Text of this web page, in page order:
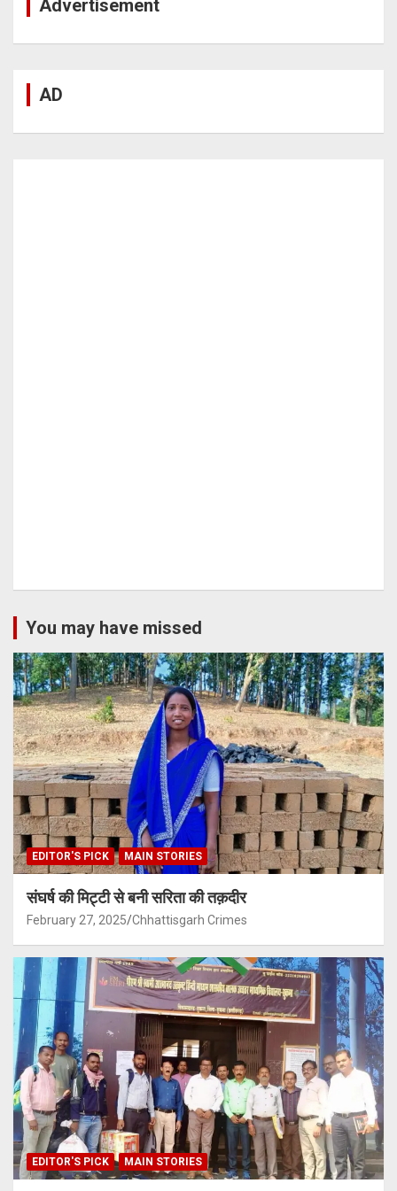
Advertisement
AD
You may have missed
EDITOR'S PICK MAIN STORIES
संघर्ष की मिट्टी से बनी सरिता की तक़दीर
February 27, 2025 Chhattisgarh Crimes
EDITOR'S PICK MAIN STORIES